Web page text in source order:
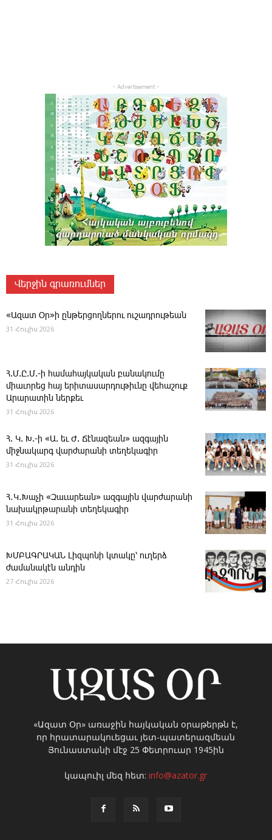
- Advertisement -
Վերջին գրառումներ
«Ազատ Օր»ի ընթերցողներու ուշադրութեան
31 Հուլիս 2026
Հ.Մ.Ը.Մ.-ի համահայկական բանակումը
միաւորեց հայ երիտասարդութիւնը վեհաշուք
Արարատին ներքեւ
31 Հուլիս 2026
Հ. Կ. Խ.-ի «Ա. եւ Ժ. ­Ճէնազեան» ազգային
միջնակարգ վարժարանի տեղեկագիր
31 Հուլիս 2026
Հ․Կ․Խաչի «Զաւարեան» ազգային վարժարանի
նախակրթարանի տեղեկագիր
31 Հուլիս 2026
ԽՄԲԱԳՐԱԿԱՆ ­Լիզպոնի կտակը՝ ուղերձ
ժամանակէն անդին
27 Հուլիս 2026
«Ազատ Օր» առաջին հայկական օրաթերթն է,
որ հրատարակուեցաւ յետ-պատերազմեան
Յունաստանի մէջ 25 Փետրուար 1945ին
կապուիլ մեզ հետ:info@azator.gr